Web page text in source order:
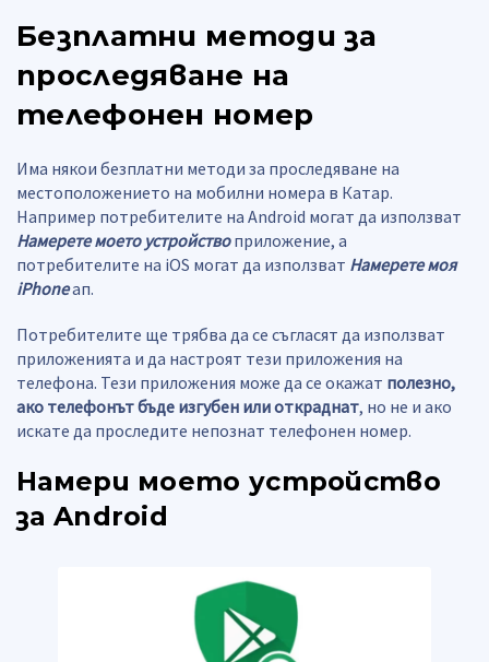
Безплатни методи за
проследяване на
телефонен номер
Има някои безплатни методи за проследяване на
местоположението на мобилни номера в Катар.
Например потребителите на Android могат да използват
Намерете моето устройствоприложение, а
потребителите на iOS могат да използват Намерете моя
iPhoneап.
Потребителите ще трябва да се съгласят да използват
приложенията и да настроят тези приложения на
телефона. Тези приложения може да се окажат полезно,
ако телефонът бъде изгубен или откраднат, но не и ако
искате да проследите непознат телефонен номер.
Намери моето устройство
за Android